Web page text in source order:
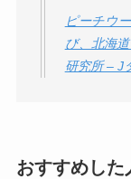
ピーチウ
び、北海
研究所 – J
おすすめした